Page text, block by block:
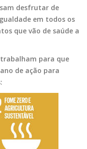
desfrutar de
em todos os
que vão de saúde a
trabalham para que
de ação para